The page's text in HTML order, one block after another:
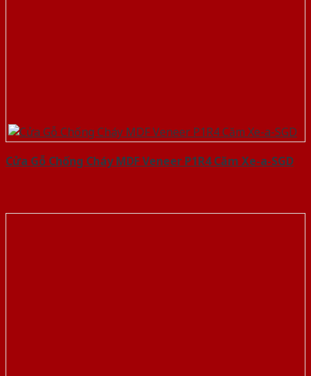
Cửa Gỗ Chống Cháy MDF Veneer P1R4 Căm Xe-a-SGD